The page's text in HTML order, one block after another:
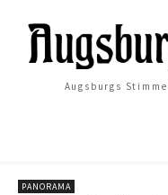
Augsburgs
PANORAMA